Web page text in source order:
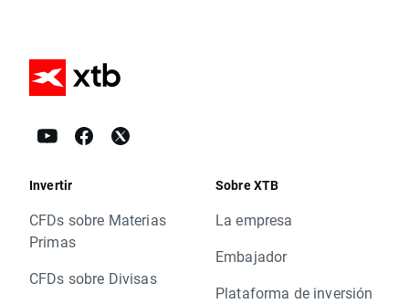
Invertir
CFDs sobre Materias
Primas
CFDs sobre Divisas
Sobre XTB
La empresa
Embajador
Plataforma de inversión